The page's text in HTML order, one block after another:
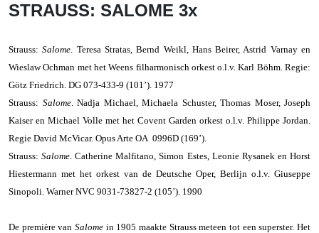
STRAUSS: SALOME 3x
Strauss:Salome. Teresa Stratas, Bernd Weikl, Hans Beirer, Astrid Varnay en
Wieslaw Ochman met het Weens filharmonisch orkest o.l.v. Karl Böhm. Regie:
Götz Friedrich. DG 073-433-9 (101’). 1977
Strauss: Salome. Nadja Michael, Michaela Schuster, Thomas Moser, Joseph
Kaiser en Michael Volle met het Covent Garden orkest o.l.v. Philippe Jordan.
Regie David McVicar. Opus Arte OA 0996D (169’).
Strauss:Salome.Catherine Malfitano, Simon Estes, Leonie Rysanek en Horst
Hiestermann met het orkest van de Deutsche Oper, Berlijn o.l.v. Giuseppe
Sinopoli. Warner NVC 9031-73827-2 (105’). 1990
De première van Salome in 1905 maakte Strauss meteen tot een superster. Het